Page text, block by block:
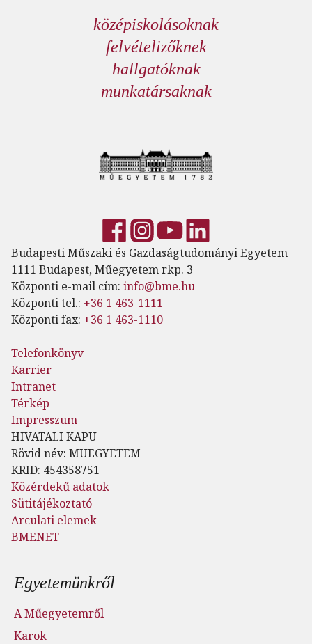
középiskolásoknak
felvételizőknek
hallgatóknak
munkatársaknak
Budapesti Műszaki és Gazdaságtudományi Egyetem
1111 Budapest, Műegyetem rkp. 3
Központi e-mail cím: info@bme.hu
Központi tel.: +36 1 463-1111
Központi fax: +36 1 463-1110
Telefonkönyv
Karrier
Intranet
Térkép
Impresszum
HIVATALI KAPU
Rövid név: MUEGYETEM
KRID: 454358751
Közérdekű adatok
Sütitájékoztató
Arculati elemek
BMENET
Lábléc menü
Egyetemünkről
A Műegyetemről
Karok